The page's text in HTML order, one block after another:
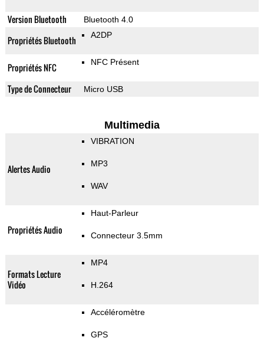
Version Bluetooth Bluetooth 4.0
Propriétés Bluetooth A2DP
Propriétés NFC NFC Présent
Type de Connecteur Micro USB
Multimedia
Alertes Audio
VIBRATION
MP3
WAV
Propriétés Audio
Haut-Parleur
Connecteur 3.5mm
Formats Lecture
Vidéo
MP4
H.264
Accéléromètre
GPS